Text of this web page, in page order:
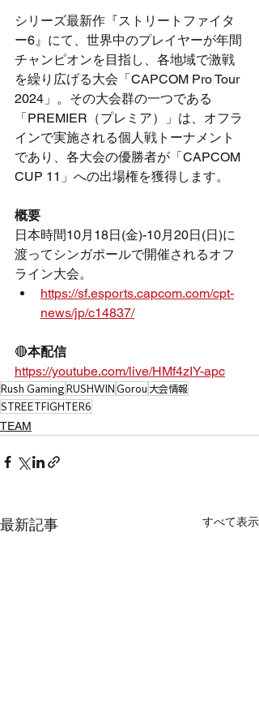
シリーズ最新作『ストリートファイタ
ー6』にて、世界中のプレイヤーが年間
チャンピオンを目指し、各地域で激戦
を繰り広げる大会「CAPCOM Pro Tour
2024」。その大会群の一つである
「PREMIER（プレミア）」は、オフラ
インで実施される個人戦トーナメント
であり、各大会の優勝者が「CAPCOM
CUP 11」への出場権を獲得します。
概要
日本時間10月18日(金)-10月20日(日)に
渡ってシンガポールで開催されるオフ
ライン大会。
https://sf.esports.capcom.com/cpt-
news/jp/c14837/
🔴本配信
https://youtube.com/live/HMf4zIY-apc
Rush Gaming RUSHWIN Gorou 大会情報
STREETFIGHTER6
TEAM
最新記事 すべて表示